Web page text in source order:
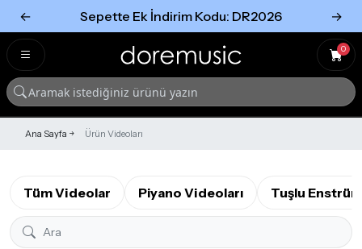
← Sepette Ek İndirim Kodu: DR2026 →
0
Ana Sayfa Ürün Videoları
Tüm Videolar Piyano Videoları Tuşlu
Tümünü Gör
Tümünü gör